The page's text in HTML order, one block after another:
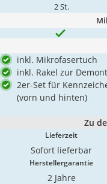
2 St.
inkl. Mikrofasertuch
inkl. Rakel zur
2er-Set für
(vorn und hinten)
Zu
Lieferzeit
Sofort lieferbar
Herstellergarantie
2 Jahre